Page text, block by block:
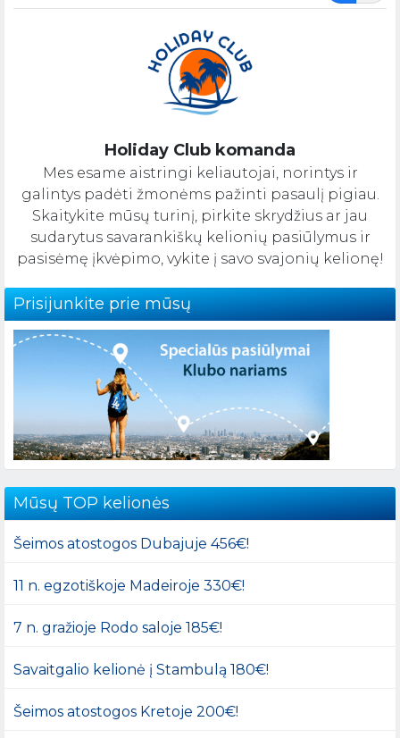
Holiday Club komanda
Mes esame aistringi keliautojai, norintys ir
galintys padėti žmonėms pažinti pasaulį pigiau.
Skaitykite mūsų turinį, pirkite skrydžius ar jau
sudarytus savarankiškų kelionių pasiūlymus ir
pasisėmę įkvėpimo, vykite į savo svajonių kelionę!
Prisijunkite prie mūsų
Mūsų TOP kelionės
Šeimos atostogos Dubajuje 456€!
11 n. egzotiškoje Madeiroje 330€!
7 n. gražioje Rodo saloje 185€!
Savaitgalio kelionė į Stambulą 180€!
Šeimos atostogos Kretoje 200€!